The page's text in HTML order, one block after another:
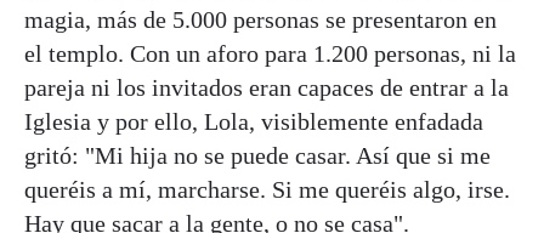
magia, más de 5.000 personas se presentaron en
el templo. Con un aforo para 1.200 personas, ni la
pareja ni los invitados eran capaces de entrar a la
Iglesia y por ello, Lola, visiblemente enfadada
gritó: "Mi hija no se puede casar. Así que si me
queréis a mí, marcharse. Si me queréis algo, irse.
Hay que sacar a la gente, o no se casa".